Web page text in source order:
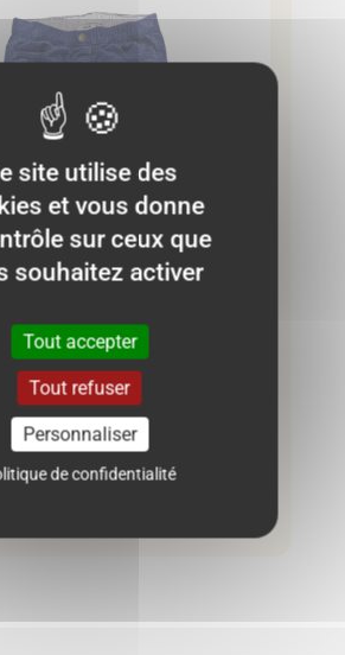
Cyrillus 12 mois – marine
10.00€
site utilise des
et vous donne
sur ceux que
souhaitez activer
Tout accepter
Tout refuser
Personnaliser
de confidentialité